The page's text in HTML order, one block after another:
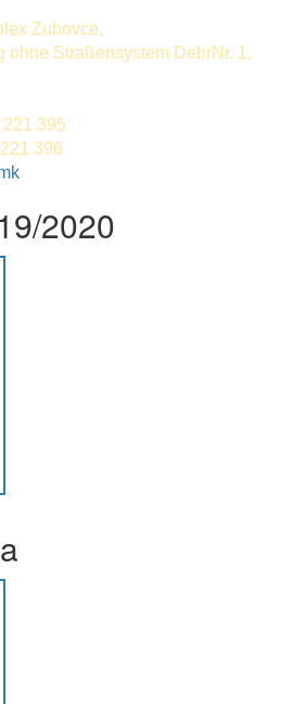
Zubovce,
ohne Straßensystem DebrNr. 1,
395
396
2020